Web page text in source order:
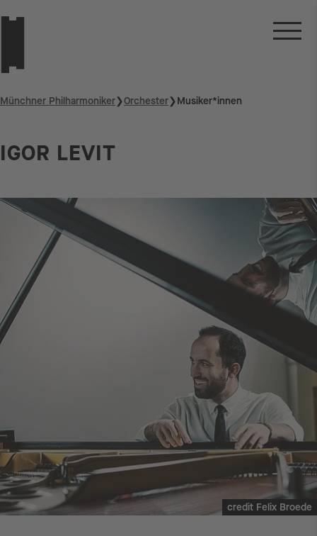
Münchner Philharmoniker❯Orchester❯Musiker*innen
IGOR LEVIT
credit Felix Broede